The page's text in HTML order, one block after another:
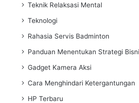
Teknik Relaksasi Mental
Teknologi
Rahasia Servis Badminton
Panduan Menentukan Strategi
Gadget Kamera Aksi
Cara Menghindari Ketergantungan
HP Terbaru